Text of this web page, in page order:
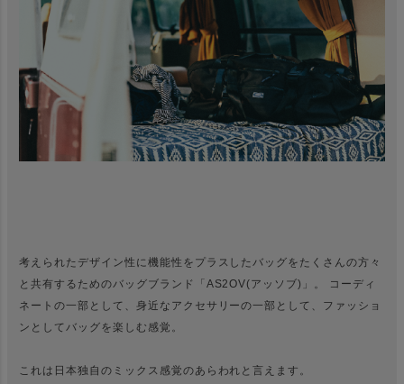
考えられたデザイン性に機能性をプラスしたバッグをたくさんの方々
と共有するためのバッグブランド「AS2OV(アッソブ)」。 コーディ
ネートの一部として、身近なアクセサリーの一部として、ファッショ
ンとしてバッグを楽しむ感覚。
これは日本独自のミックス感覚のあらわれと言えます。